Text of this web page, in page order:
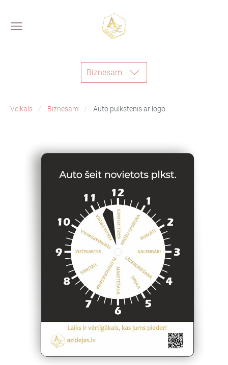
Biznesam
Veikals Biznesam Auto pulkstenis ar logo